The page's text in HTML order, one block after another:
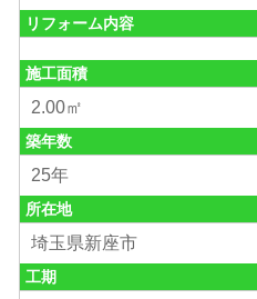
リフォーム内容
施工面積
2.00㎡
築年数
25年
所在地
埼玉県新座市
工期